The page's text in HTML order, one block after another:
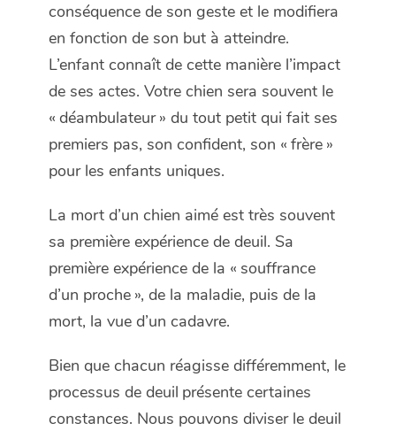
conséquence de son geste et le modifiera
en fonction de son but à atteindre.
L’enfant connaît de cette manière l’impact
de ses actes. Votre chien sera souvent le
« déambulateur » du tout petit qui fait ses
premiers pas, son confident, son « frère »
pour les enfants uniques.
La mort d’un chien aimé est très souvent
sa première expérience de deuil. Sa
première expérience de la « souffrance
d’un proche », de la maladie, puis de la
mort, la vue d’un cadavre.
Bien que chacun réagisse différemment, le
processus de deuil présente certaines
constances. Nous pouvons diviser le deuil